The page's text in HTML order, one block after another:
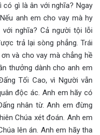
gì là ân với nghĩa? Ngay
anh em cho vay mà hy
nghĩa? Cả người tội lỗi
trả lại sòng phẳng. Trái
và cho vay mà chẳng hề
thưởng dành cho anh em
Tối Cao, vì Người vẫn
độc ác. Anh em hãy có
nhân từ. Anh em đừng
Chúa xét đoán. Anh em
lên án. Anh em hãy tha